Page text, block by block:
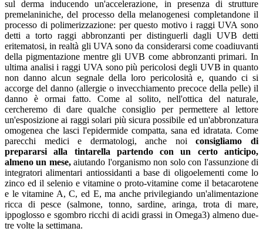
sul derma inducendo un'accelerazione, in presenza di strutture
premelaniniche, del processo della melanogenesi completandone il
processo di polimerizzazione: per questo motivo i raggi UVA sono
detti a torto raggi abbronzanti per distinguerli dagli UVB detti
eritematosi, in realtà gli UVA sono da considerarsi come coadiuvanti
della pigmentazione mentre gli UVB come abbronzanti primari. In
ultima analisi i raggi UVA sono più pericolosi degli UVB in quanto
non danno alcun segnale della loro pericolosità e, quando ci si
accorge del danno (allergie o invecchiamento precoce della pelle) il
danno è ormai fatto. Come al solito, nell'ottica del naturale,
cercheremo di dare qualche consiglio per permettere al lettore
un'esposizione ai raggi solari più sicura possibile ed un'abbronzatura
omogenea che lasci l'epidermide compatta, sana ed idratata. Come
parecchi medici e dermatologi, anche noiconsigliamo di
prepararsi alla tintarella partendo con un certo anticipo,
almeno un mese,aiutando l'organismo non solo con l'assunzione di
integratori alimentari antiossidanti a base di oligoelementi come lo
zinco ed il selenio e vitamine o proto-vitamine come il betacarotene
e le vitamine A, C, ed E, ma anche privilegiando un'alimentazione
ricca di pesce (salmone, tonno, sardine, aringa, trota di mare,
ippoglosso e sgombro ricchi di acidi grassi in Omega3) almeno due-
tre volte la settimana.